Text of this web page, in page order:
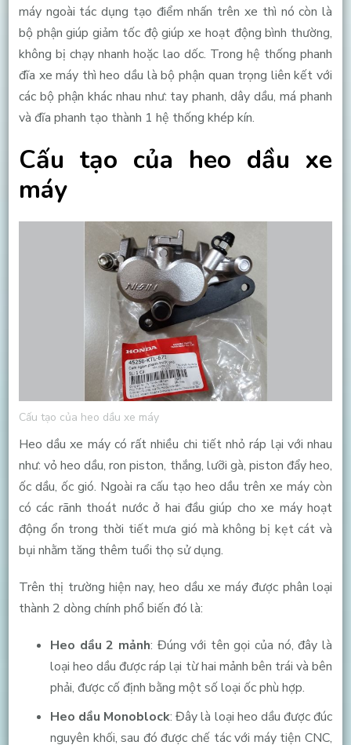
máy ngoài tác dụng tạo điểm nhấn trên xe thì nó còn là
bộ phận giúp giảm tốc độ giúp xe hoạt động bình thường,
không bị chạy nhanh hoặc lao dốc. Trong hệ thống phanh
đĩa xe máy thì heo dầu là bộ phận quan trọng liên kết với
các bộ phận khác nhau như: tay phanh, dây dầu, má phanh
và đĩa phanh tạo thành 1 hệ thống khép kín.
Cấu tạo của heo dầu xe
máy
Cấu tạo của heo dầu xe máy
Heo dầu xe máy có rất nhiều chi tiết nhỏ ráp lại với nhau
như: vỏ heo dầu, ron piston, thắng, lưỡi gà, piston đẩy heo,
ốc dầu, ốc gió. Ngoài ra cấu tạo heo dầu trên xe máy còn
có các rãnh thoát nước ở hai đầu giúp cho xe máy hoạt
động ổn trong thời tiết mưa gió mà không bị kẹt cát và
bụi nhằm tăng thêm tuổi thọ sử dụng.
Trên thị trường hiện nay, heo dầu xe máy được phân loại
thành 2 dòng chính phổ biến đó là:
Heo dầu 2 mảnh: Đúng với tên gọi của nó, đây là
loại heo dầu được ráp lại từ hai mảnh bên trái và bên
phải, được cố định bằng một số loại ốc phù hợp.
Heo dầu Monoblock: Đây là loại heo dầu được đúc
nguyên khối, sau đó được chế tác với máy tiện CNC,